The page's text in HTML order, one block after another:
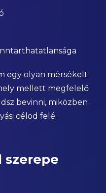
egy olyan mérsékelt
mellett megfelelő
bevinni, miközben
célod felé.